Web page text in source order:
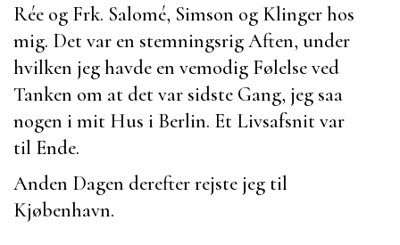
Rée og Frk. Salomé, Simson og Klingerhos
mig. Det var en stemningsrig Aften, under
hvilken jeg havde en vemodig Følelse ved
Tanken om at det var sidste Gang, jeg saa
nogen i mit Hus i Berlin. Et Livsafsnit var
til Ende.
Anden Dagen derefter rejste jeg til
Kjøbenhavn.